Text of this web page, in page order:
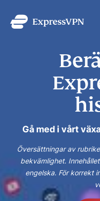
Gå med i vårt
Översättningar av
bekvämlighet.
engelska. För korrekt